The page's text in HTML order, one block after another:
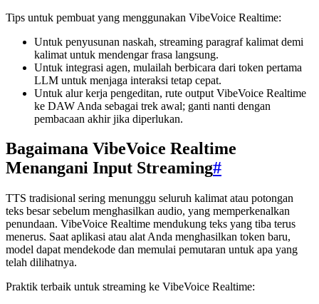
Tips untuk pembuat yang menggunakan VibeVoice Realtime:
Untuk penyusunan naskah, streaming paragraf kalimat demi
kalimat untuk mendengar frasa langsung.
Untuk integrasi agen, mulailah berbicara dari token pertama
LLM untuk menjaga interaksi tetap cepat.
Untuk alur kerja pengeditan, rute output VibeVoice Realtime
ke DAW Anda sebagai trek awal; ganti nanti dengan
pembacaan akhir jika diperlukan.
Bagaimana VibeVoice Realtime
Menangani Input Streaming#
TTS tradisional sering menunggu seluruh kalimat atau potongan
teks besar sebelum menghasilkan audio, yang memperkenalkan
penundaan. VibeVoice Realtime mendukung teks yang tiba terus
menerus. Saat aplikasi atau alat Anda menghasilkan token baru,
model dapat mendekode dan memulai pemutaran untuk apa yang
telah dilihatnya.
Praktik terbaik untuk streaming ke VibeVoice Realtime: